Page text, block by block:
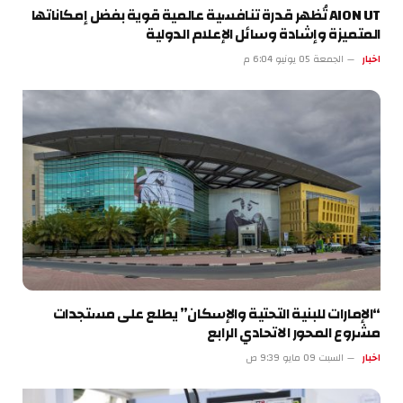
AION UT تُظهر قدرة تنافسية عالمية قوية بفضل إمكاناتها
المتميزة وإشادة وسائل الإعلام الدولية
اخبار الجمعة 05 يونيو 6:04 م
“الإمارات للبنية التحتية والإسكان” يطلع على مستجدات
مشروع المحور الاتحادي الرابع
اخبار السبت 09 مايو 9:39 ص